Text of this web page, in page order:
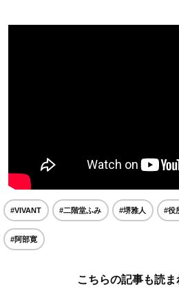
#VIVANT #二階堂ふみ #堺雅人 #役
#阿部寛
こちらの記事も読